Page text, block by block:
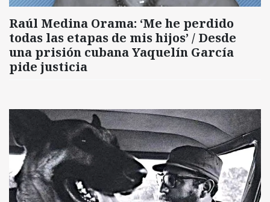
Raúl Medina Orama: ‘Me he perdido
todas las etapas de mis hijos’ / Desde
una prisión cubana Yaquelín García
pide justicia